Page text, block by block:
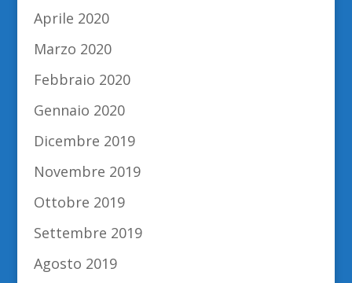
Aprile 2020
Marzo 2020
Febbraio 2020
Gennaio 2020
Dicembre 2019
Novembre 2019
Ottobre 2019
Settembre 2019
Agosto 2019